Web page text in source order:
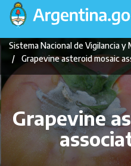
Pasar
contenido
principal
Navegación
principal
Sistema Nacional de Vigilancia y
Grapevine asteroid mosaic
Grapevine